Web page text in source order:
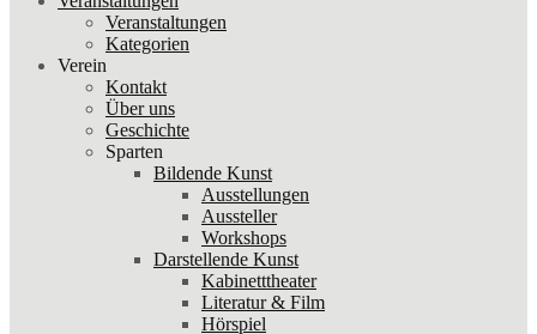
Veranstaltungen
Kategorien
Verein
Kontakt
Über uns
Geschichte
Sparten
Bildende Kunst
Ausstellungen
Aussteller
Workshops
Darstellende Kunst
Kabinetttheater
Literatur & Film
Hörspiel